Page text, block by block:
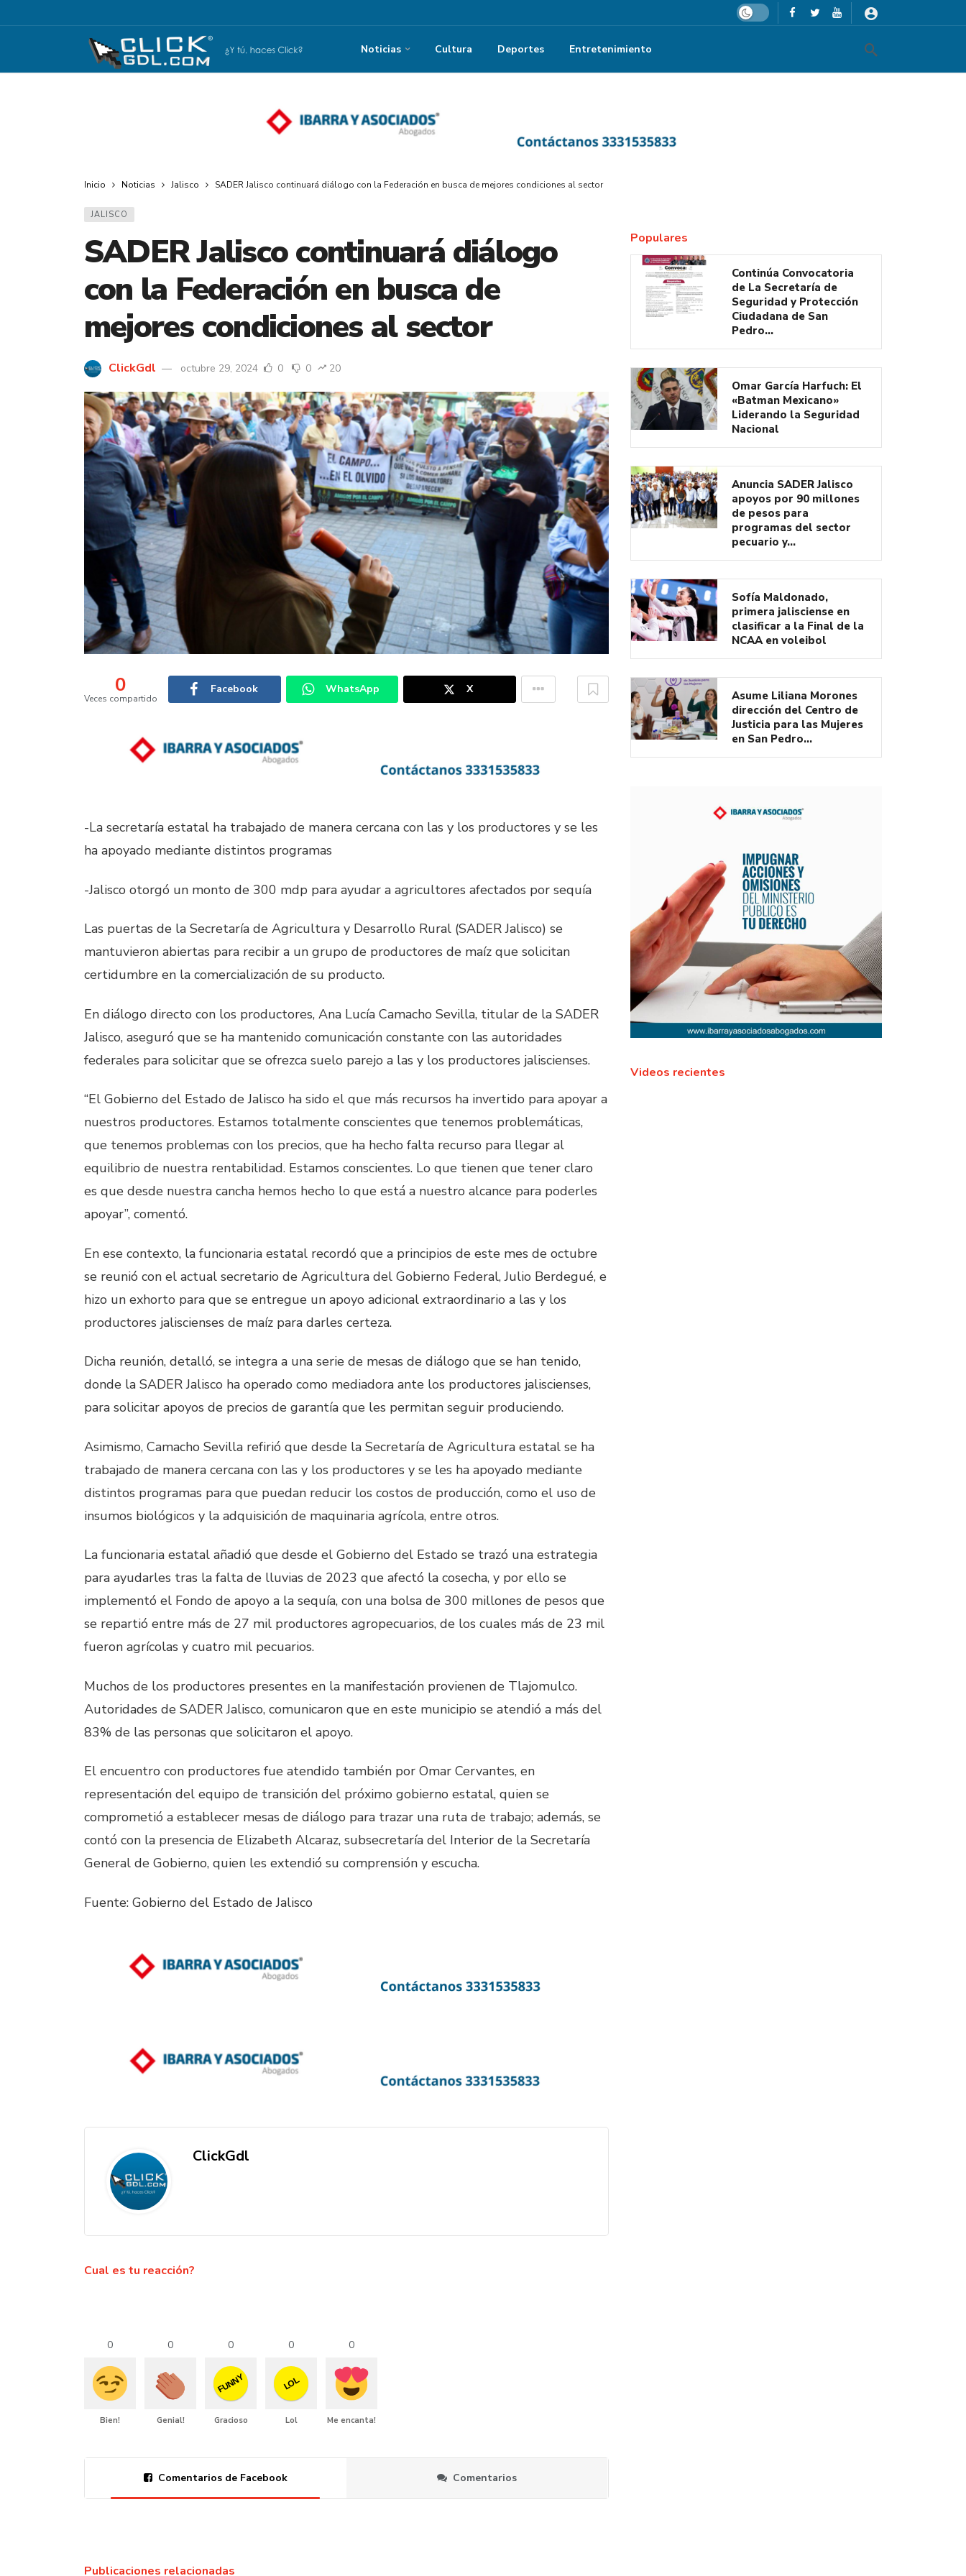
Dark mode
Noticias Cultura Deportes Entretenimiento
Inicio Noticias Jalisco SADER Jalisco continuará diálogo con la Federación en busca de mejores condiciones al sector
JALISCO
SADER Jalisco continuará diálogo
con la Federación en busca de
mejores condiciones al sector
ClickGdl octubre 29, 2024 0 0 20
0
Veces compartido
Facebook WhatsApp X
-La secretaría estatal ha trabajado de manera cercana con las y los productores y se les
ha apoyado mediante distintos programas
-Jalisco otorgó un monto de 300 mdp para ayudar a agricultores afectados por sequía
Las puertas de la Secretaría de Agricultura y Desarrollo Rural (SADER Jalisco) se
mantuvieron abiertas para recibir a un grupo de productores de maíz que solicitan
certidumbre en la comercialización de su producto.
En diálogo directo con los productores, Ana Lucía Camacho Sevilla, titular de la SADER
Jalisco, aseguró que se ha mantenido comunicación constante con las autoridades
federales para solicitar que se ofrezca suelo parejo a las y los productores jaliscienses.
“El Gobierno del Estado de Jalisco ha sido el que más recursos ha invertido para apoyar a
nuestros productores. Estamos totalmente conscientes que tenemos problemáticas,
que tenemos problemas con los precios, que ha hecho falta recurso para llegar al
equilibrio de nuestra rentabilidad. Estamos conscientes. Lo que tienen que tener claro
es que desde nuestra cancha hemos hecho lo que está a nuestro alcance para poderles
apoyar”, comentó.
En ese contexto, la funcionaria estatal recordó que a principios de este mes de octubre
se reunió con el actual secretario de Agricultura del Gobierno Federal, Julio Berdegué, e
hizo un exhorto para que se entregue un apoyo adicional extraordinario a las y los
productores jaliscienses de maíz para darles certeza.
Dicha reunión, detalló, se integra a una serie de mesas de diálogo que se han tenido,
donde la SADER Jalisco ha operado como mediadora ante los productores jaliscienses,
para solicitar apoyos de precios de garantía que les permitan seguir produciendo.
Asimismo, Camacho Sevilla refirió que desde la Secretaría de Agricultura estatal se ha
trabajado de manera cercana con las y los productores y se les ha apoyado mediante
distintos programas para que puedan reducir los costos de producción, como el uso de
insumos biológicos y la adquisición de maquinaria agrícola, entre otros.
La funcionaria estatal añadió que desde el Gobierno del Estado se trazó una estrategia
para ayudarles tras la falta de lluvias de 2023 que afectó la cosecha, y por ello se
implementó el Fondo de apoyo a la sequía, con una bolsa de 300 millones de pesos que
se repartió entre más de 27 mil productores agropecuarios, de los cuales más de 23 mil
fueron agrícolas y cuatro mil pecuarios.
Muchos de los productores presentes en la manifestación provienen de Tlajomulco.
Autoridades de SADER Jalisco, comunicaron que en este municipio se atendió a más del
83% de las personas que solicitaron el apoyo.
El encuentro con productores fue atendido también por Omar Cervantes, en
representación del equipo de transición del próximo gobierno estatal, quien se
comprometió a establecer mesas de diálogo para trazar una ruta de trabajo; además, se
contó con la presencia de Elizabeth Alcaraz, subsecretaría del Interior de la Secretaría
General de Gobierno, quien les extendió su comprensión y escucha.
Fuente: Gobierno del Estado de Jalisco
ClickGdl
Cual es tu reacción?
0
Bien!
0
Genial!
0
FUNNY
Gracioso
0
LOL
Lol
0
Me encanta!
Comentarios de Facebook Comentarios
Publicaciones relacionadas
Populares
Continúa Convocatoria
de La Secretaría de
Seguridad y Protección
Ciudadana de San
Pedro…
Omar García Harfuch: El
«Batman Mexicano»
Liderando la Seguridad
Nacional
Anuncia SADER Jalisco
apoyos por 90 millones
de pesos para
programas del sector
pecuario y…
Sofía Maldonado,
primera jalisciense en
clasificar a la Final de la
NCAA en voleibol
Asume Liliana Morones
dirección del Centro de
Justicia para las Mujeres
en San Pedro…
Videos recientes